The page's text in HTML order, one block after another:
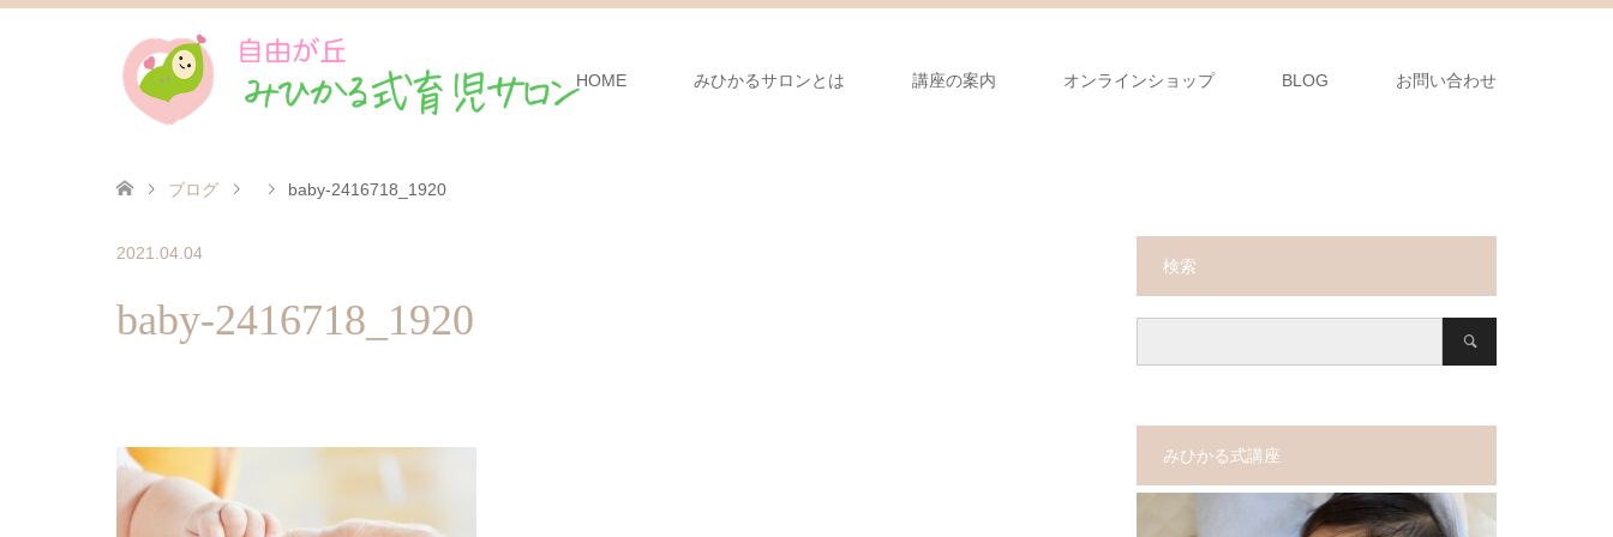
HOME みひかるサロンとは 講座の案内 オンラインショップ BLOG お問い合わせ
ブログ baby-2416718_1920
2021.04.04
baby-2416718_1920
検索
みひかる式講座